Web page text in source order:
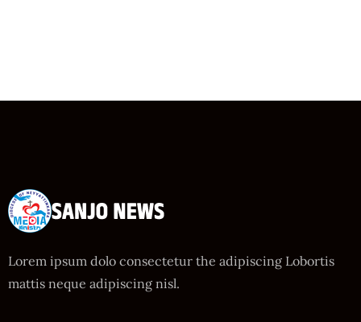
Lorem ipsum dolo consectetur the adipiscing Lobortis
mattis neque adipiscing nisl.